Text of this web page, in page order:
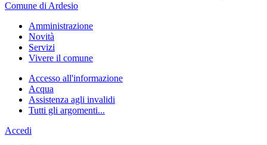
Comune di Ardesio
Amministrazione
Novità
Servizi
Vivere il comune
Accesso all'informazione
Acqua
Assistenza agli invalidi
Tutti gli argomenti...
Accedi